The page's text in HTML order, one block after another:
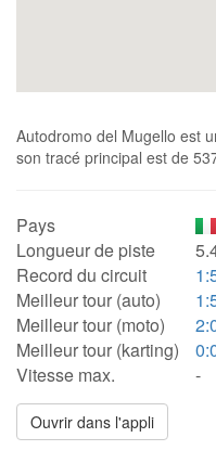
Autodromo del Mugello est
son tracé principal est de
Pays
Longueur de piste
Record du circuit
Meilleur tour (auto)
Meilleur tour (moto)
Meilleur tour (karting)
Vitesse max.
-
Ouvrir dans l'appli